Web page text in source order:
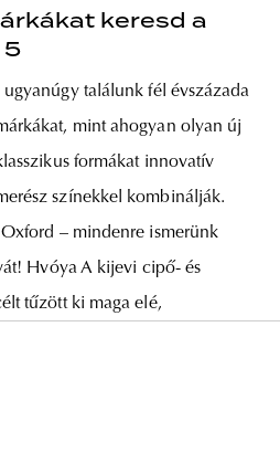
keresd a
5
találunk fél évszázada
mint ahogyan olyan új
formákat innovatív
színekkel kombinálják.
– mindenre ismerünk
Hvóya A kijevi cipő- és
tűzött ki maga elé,